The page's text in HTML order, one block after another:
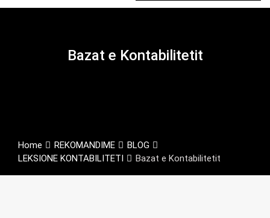
Bazat e Kontabilitetit
Home REKOMANDIME
BLOG
LEKSIONE KONTABILITETI
Bazat e Kontabilitetit